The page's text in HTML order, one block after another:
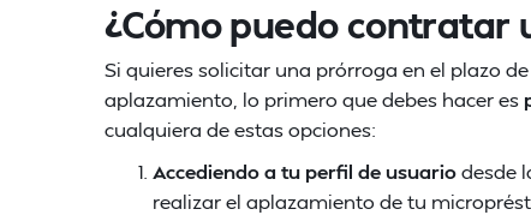
¿Cómo puedo contratar
Si quieres solicitar una prórroga en el plazo
aplazamiento, lo primero que debes hacer es
cualquiera de estas opciones:
Accediendo a tu perfil de usuariodesde
realizar el aplazamiento de tu